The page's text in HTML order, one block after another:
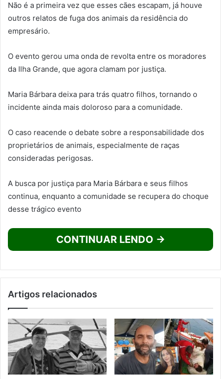
Não é a primeira vez que esses cães escapam, já houve
outros relatos de fuga dos animais da residência do
empresário.
O evento gerou uma onda de revolta entre os moradores
da Ilha Grande, que agora clamam por justiça.
Maria Bárbara deixa para trás quatro filhos, tornando o
incidente ainda mais doloroso para a comunidade.
O caso reacende o debate sobre a responsabilidade dos
proprietários de animais, especialmente de raças
consideradas perigosas.
A busca por justiça para Maria Bárbara e seus filhos
continua, enquanto a comunidade se recupera do choque
desse trágico evento
CONTINUAR LENDO →
Artigos relacionados